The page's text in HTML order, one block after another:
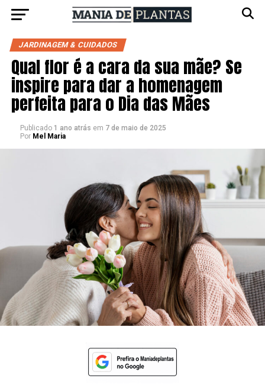
JARDINAGEM & CUIDADOS
Qual flor é a cara da sua mãe? Se
inspire para dar a homenagem
perfeita para o Dia das Mães
Publicado 1 ano atrás em 7 de maio de 2025
Por Mel Maria